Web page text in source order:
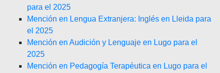
para el 2025
Mención en Lengua Extranjera: Inglés en Lleida para
el 2025
Mención en Audición y Lenguaje en Lugo para el
2025
Mención en Pedagogía Terapéutica en Lugo para el